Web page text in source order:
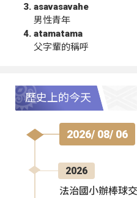
asavasavahe
男性青年
atamatama
父字輩的稱呼
歷史上的今天
2026/ 08/ 06
2026
法治國小辦棒球